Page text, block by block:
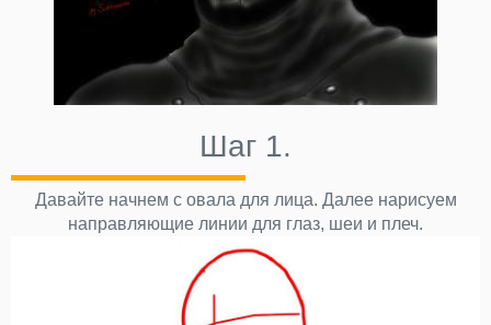
Шаг 1.
Давайте начнем с овала для лица. Далее нарисуем
направляющие линии для глаз, шеи и плеч.